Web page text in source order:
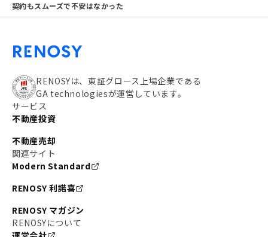
契約もスムーズで不安はなかった
RENOSYは、東証グロース上場企業である
GA technologiesが運営しています。
サービス
不動産投資
不動産売却
関連サイト
Modern Standard
RENOSY 利諾喜
RENOSY マガジン
RENOSYについて